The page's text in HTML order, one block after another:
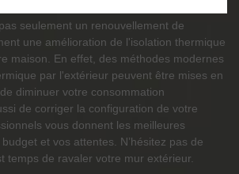
seulement un renouvellement de
une amélioration de l'isolation thermique
maison. En effet, des méthodes modernes
par l'extérieur peuvent être mises en
diminuer votre consommation
de corriger la configuration de votre
vous donnent les meilleures
et vos attentes. N’hésitez pas de
temps de ravaler votre mur extérieur.